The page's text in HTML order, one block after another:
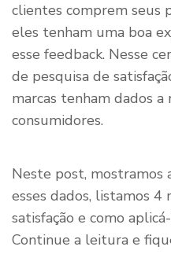
clientes comprem seus
eles tenham uma boa
esse feedback. Nesse
de pesquisa de
marcas tenham dados
consumidores.
Neste post, mostramos
esses dados, listamos
satisfação e como
Continue a leitura e